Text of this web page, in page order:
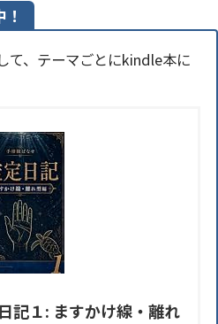
て、テーマごとにkindle本に
記１: ますかけ線・離れ